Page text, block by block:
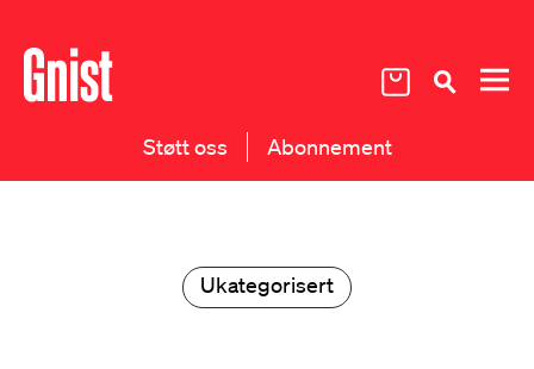
Støtt oss Abonnement
Ukategorisert